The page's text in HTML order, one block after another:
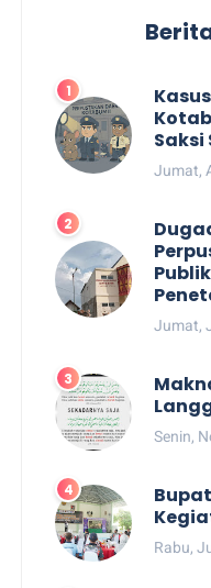
Saksi
Jumat,
Jumat,
Senin,
Rabu,